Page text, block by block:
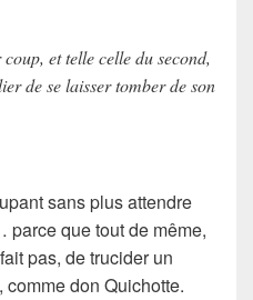
et telle celle du second,
de se laisser tomber de son
sans plus attendre
que tout de même,
pas, detruciderun
commedon Quichotte.